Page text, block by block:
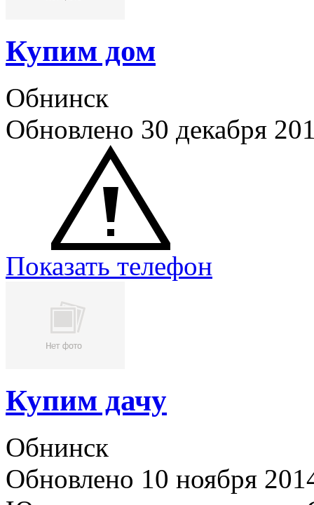
Купим дом
Обнинск
Обновлено 30 декабря
Показать телефон
Купим дачу
Обнинск
Обновлено 10 ноября